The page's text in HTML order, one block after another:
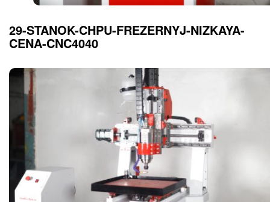
29-STANOK-CHPU-FREZERNYJ-NIZKAYA-
CENA-CNC4040